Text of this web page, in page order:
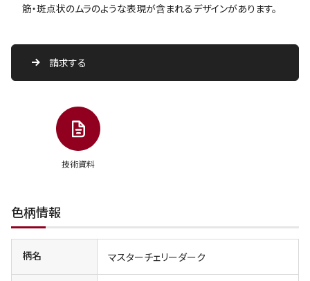
筋・斑点状のムラのような表現が含まれるデザインがあります。
請求する
技術資料
色柄情報
柄名 マスターチェリーダーク